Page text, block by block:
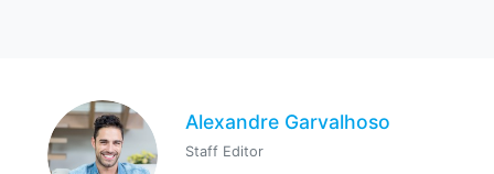
Alexandre Garvalhoso
Staff Editor